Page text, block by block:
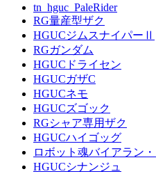
tn_hguc_PaleRider
RG量産型ザク
HGUCジムスナイパーⅡ
RGガンダム
HGUCドライセン
HGUCガザC
HGUCネモ
HGUCズゴック
RGシャア専用ザク
HGUCハイゴッグ
ロボット魂バイアラン
HGUCシナンジュ